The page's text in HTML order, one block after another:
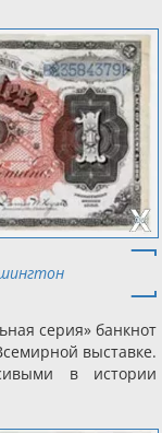
серия» банкнот
выставке.
в истории